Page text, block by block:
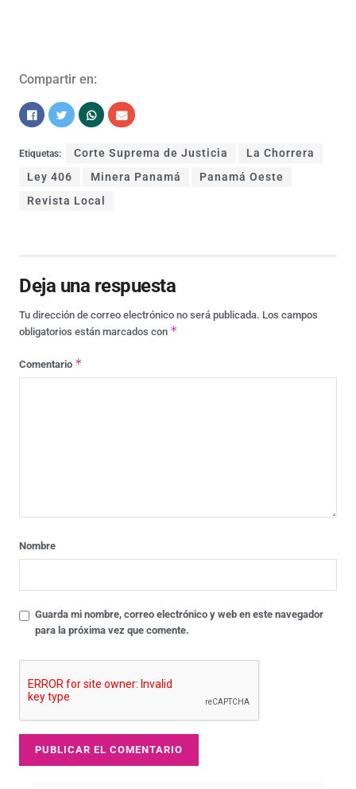
Compartir en:
Etiquetas: Corte Suprema de Justicia
La Chorrera
Ley 406
Minera Panamá
Panamá Oeste
Revista Local
Deja una respuesta
Tu dirección de correo electrónico no será publicada. Los campos
obligatorios están marcados con *
Comentario *
Nombre
Guarda mi nombre, correo electrónico y web en este navegador
para la próxima vez que comente.